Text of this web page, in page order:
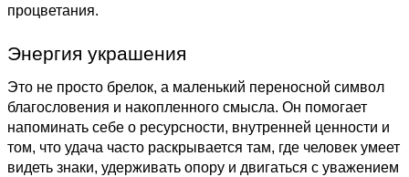
процветания.
Энергия украшения
Это не просто брелок, а маленький переносной символ
благословения и накопленного смысла. Он помогает
напоминать себе о ресурсности, внутренней ценности и
том, что удача часто раскрывается там, где человек умеет
видеть знаки, удерживать опору и двигаться с уважением